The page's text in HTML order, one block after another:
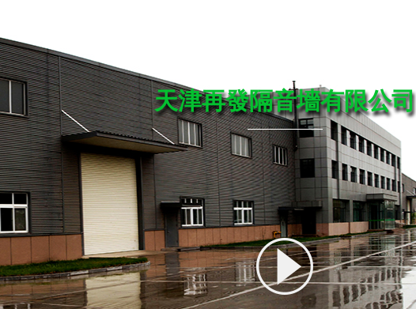
隨著高速公路聲屏障的快速發展，全國各地生產高速公路聲屏障產品的也越
來越多，各地高速公路聲屏障廠家的增多，客戶的選擇也多了。那我們公司
以什么樣的優勢來讓客戶選擇我們呢？1.天津再發是高速公路聲屏障產品
制...
了解更多
天津再發隔音墻有限公司